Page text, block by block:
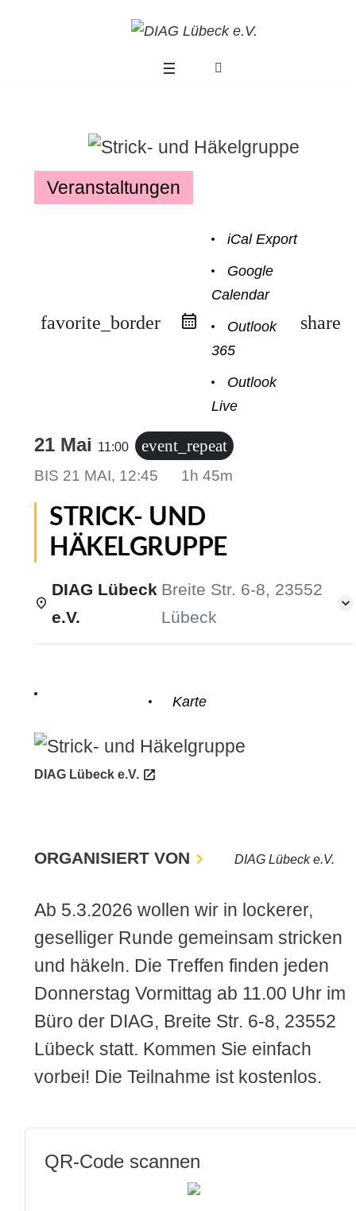
Veranstaltungen
favorite_border
iCal Export
Google
Calendar
Outlook
365
Outlook
Live
share
21 Mai 11:00 event_repeat
BIS 21 MAI, 12:45 1h 45m
STRICK- UND
HÄKELGRUPPE
DIAG Lübeck
e.V.
Breite Str. 6-8, 23552
Lübeck
Karte
DIAG Lübeck e.V.
ORGANISIERT VON DIAG Lübeck e.V.
Ab 5.3.2026 wollen wir in lockerer,
geselliger Runde gemeinsam stricken
und häkeln. Die Treffen finden jeden
Donnerstag Vormittag ab 11.00 Uhr im
Büro der DIAG, Breite Str. 6-8, 23552
Lübeck statt. Kommen Sie einfach
vorbei! Die Teilnahme ist kostenlos.
QR-Code scannen